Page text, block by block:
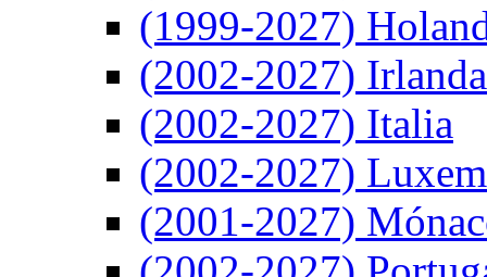
(1999-2027)
(2002-2027) Irlanda
(2002-2027) Italia
(2002-2027)
(2001-2027)